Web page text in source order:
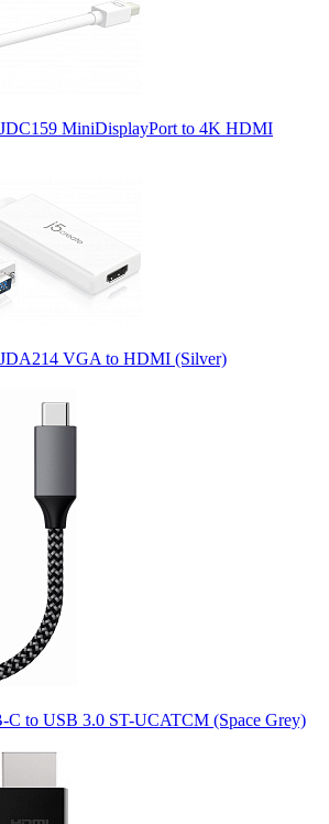
MiniDisplayPort to 4K HDMI
VGA to HDMI (Silver)
C to USB 3.0 ST-UCATCM (Space Grey)